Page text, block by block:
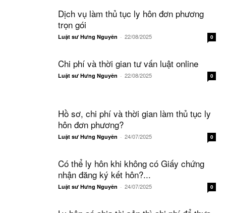
Dịch vụ làm thủ tục ly hôn đơn phương
trọn gói
Luật sư Hưng Nguyên - 22/08/2025 0
Chi phí và thời gian tư vấn luật online
Luật sư Hưng Nguyên - 22/08/2025 0
Hồ sơ, chi phí và thời gian làm thủ tục ly
hôn đơn phương?
Luật sư Hưng Nguyên - 24/07/2025 0
Có thể ly hôn khi không có Giấy chứng
nhận đăng ký kết hôn?...
Luật sư Hưng Nguyên - 24/07/2025 0